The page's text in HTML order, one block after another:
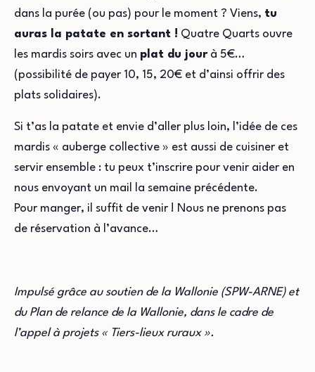
dans la purée (ou pas) pour le moment ? Viens, tu
auras la patate en sortant ! Quatre Quarts ouvre
les mardis soirs avec un plat du jourà 5€…
(possibilité de payer 10, 15, 20€ et d’ainsi offrir des
plats solidaires).
Si t’as la patate et envie d’aller plus loin, l’idée de ces
mardis « auberge collective » est aussi de cuisiner et
servir ensemble : tu peux t’inscrire pour venir aider en
nous envoyant un mail la semaine précédente.
Pour manger, il suffit de venir ! Nous ne prenons pas
de réservation à l’avance…
Impulsé grâce au soutien de la Wallonie (SPW-ARNE) et
du Plan de relance de la Wallonie, dans le cadre de
l’appel à projets « Tiers-lieux ruraux ».